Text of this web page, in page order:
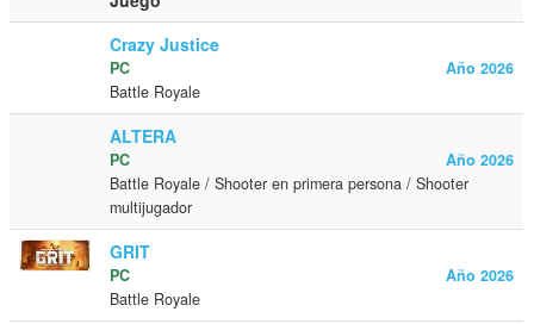
Crazy Justice
Año 2026
PC
Battle Royale
ALTERA
Año 2026
PC
Battle Royale / Shooter en primera persona / Shooter
multijugador
GRIT
Año 2026
PC
Battle Royale